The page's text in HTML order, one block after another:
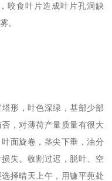
咬食叶片造成叶片孔洞缺
。
塔形，叶色深绿，基部少部
，对薄荷产量质量有很大
面旋卷，茎尖下垂，油分
失。收割过迟，脱叶、空
择晴天上午，用镰平蔸处